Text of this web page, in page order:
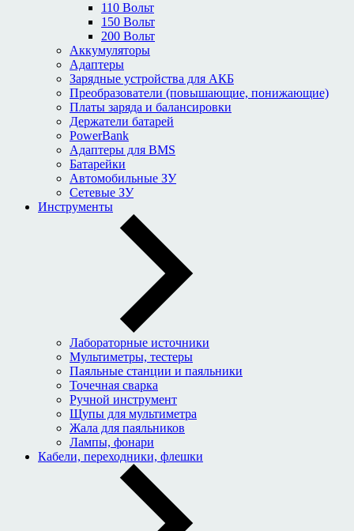
110 Вольт
150 Вольт
200 Вольт
Аккумуляторы
Адаптеры
Зарядные устройства для АКБ
Преобразователи (повышающие, понижающие)
Платы заряда и балансировки
Держатели батарей
PowerBank
Адаптеры для BMS
Батарейки
Автомобильные ЗУ
Сетевые ЗУ
Инструменты
Лабораторные источники
Мультиметры, тестеры
Паяльные станции и паяльники
Точечная сварка
Ручной инструмент
Щупы для мультиметра
Жала для паяльников
Лампы, фонари
Кабели, переходники, флешки